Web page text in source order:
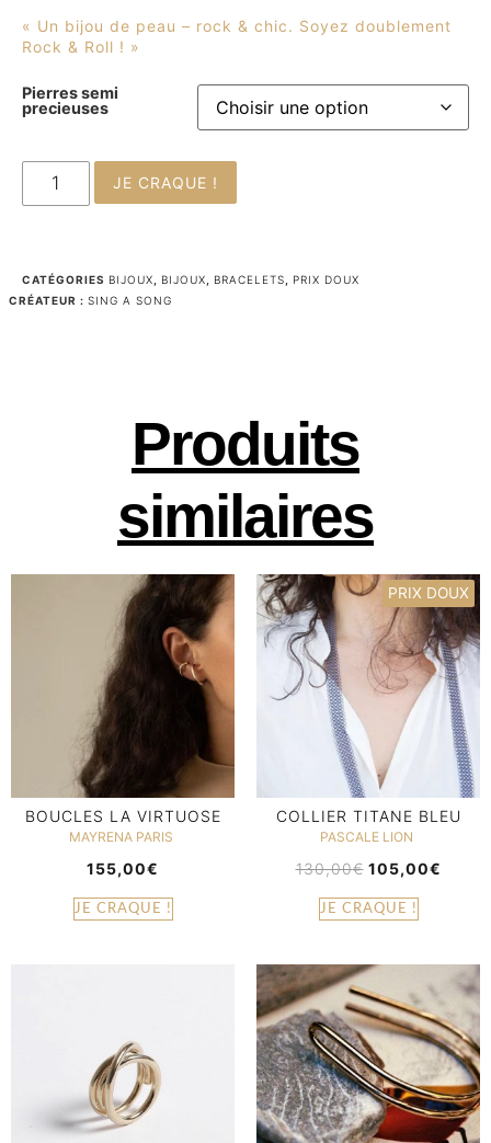
« Un bijou de peau – rock & chic. Soyez doublement
Rock & Roll ! »
Pierres semi
precieuses
JE CRAQUE !
CATÉGORIES BIJOUX BIJOUX BRACELETS
PRIX DOUX
CRÉATEUR : SING A SONG
Produits
similaires
BOUCLES LA VIRTUOSE
MAYRENA PARIS
155,00€
JE CRAQUE !
PRIX DOUX
COLLIER TITANE BLEU
PASCALE LION
130,00€ 105,00€
JE CRAQUE !